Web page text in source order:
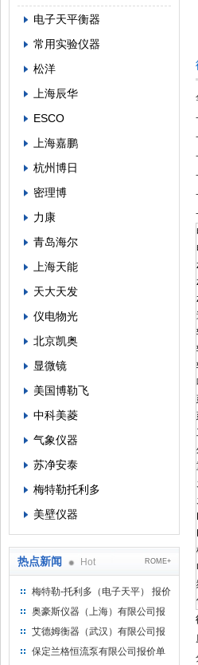
电子天平衡器
常用实验仪器
松洋
上海辰华
ESCO
上海嘉鹏
杭州博日
密理博
力康
青岛海尔
上海天能
天大天发
仪电物光
北京凯奥
显微镜
美国博勒飞
中科美菱
气象仪器
苏净安泰
梅特勒托利多
美壁仪器
热点新闻 Hot ROME+
梅特勒-托利多（电子天平） 报价
单
奥豪斯仪器（上海）有限公司报
价单
艾德姆衡器（武汉）有限公司报
价单
保定兰格恒流泵有限公司报价单